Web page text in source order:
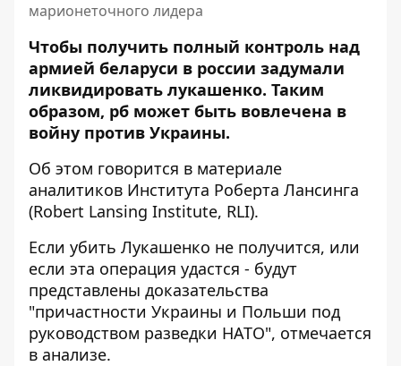
марионеточного лидера
Чтобы получить полный контроль над
армией беларуси в россии задумали
ликвидировать лукашенко. Таким
образом, рб может быть вовлечена в
войну против Украины.
Об этом говорится в материале
аналитиков Института Роберта Лансинга
(Robert Lansing Institute, RLI).
Если убить Лукашенко не получится, или
если эта операция удастся - будут
представлены доказательства
"причастности Украины и Польши под
руководством разведки НАТО", отмечается
в анализе.